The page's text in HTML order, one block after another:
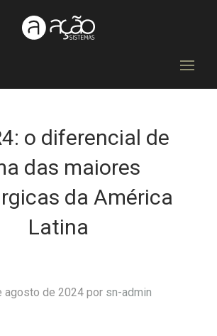
o diferencial de
das maiores
da América
Latina
agosto de 2024 por sn-admin